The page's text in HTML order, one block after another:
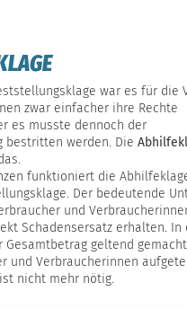
war es für die
zwar einfacher ihre Rechte
es musste dennoch der
bestritten werden. Die
funktioniert die
Der bedeutende
und
Schadensersatz erhalten. In
geltend
und Verbraucherinnen
nicht mehr nötig.